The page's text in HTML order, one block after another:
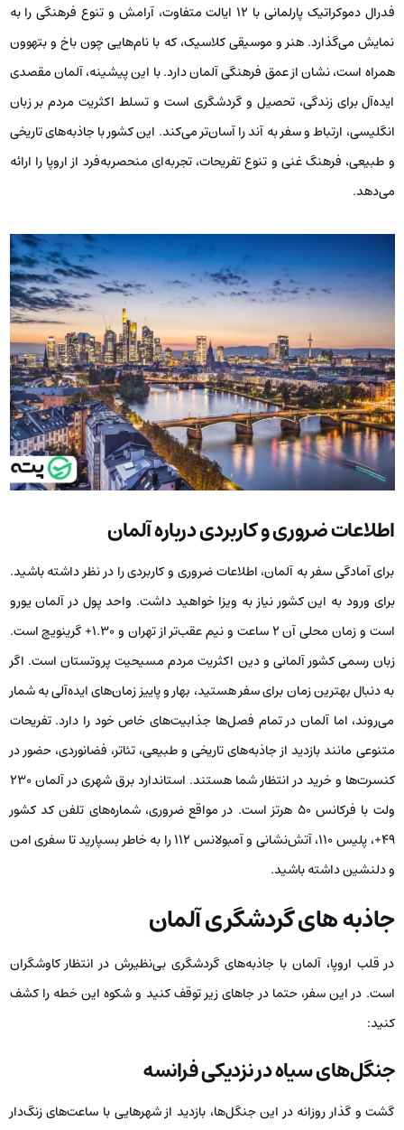
فدرال دموکراتیک پارلمانی با ۱۲ ایالت متفاوت، آرامش و تنوع فرهنگی را به
نمایش می‌گذارد. هنر و موسیقی کلاسیک، که با نام‌هایی چون باخ و بتهوون
همراه است، نشان از عمق فرهنگی آلمان دارد. با این پیشینه، آلمان مقصدی
ایده‌آل برای زندگی، تحصیل و گردشگری است و تسلط اکثریت مردم بر زبان
انگلیسی، ارتباط و سفر به آند را آسان‌تر می‌کند. این کشور با جاذبه‌های تاریخی
و طبیعی، فرهنگ غنی و تنوع تفریحات، تجربه‌ای منحصربه‌فرد از اروپا را ارائه
می‌دهد.
اطلاعات ضروری و کاربردی درباره آلمان
برای آمادگی سفر به آلمان، اطلاعات ضروری و کاربردی را در نظر داشته باشید.
برای ورود به این کشور نیاز به ویزا خواهید داشت. واحد پول در آلمان یورو
است و زمان محلی آن ۲ ساعت و نیم عقب‌تر از تهران و ۱.۳۰+ گرینویچ است.
زبان رسمی کشور آلمانی و دین اکثریت مردم مسیحیت پروتستان است. اگر
به دنبال بهترین زمان برای سفر هستید، بهار و پاییز زمان‌های ایده‌آلی به شمار
می‌روند، اما آلمان در تمام فصل‌ها جذابیت‌های خاص خود را دارد. تفریحات
متنوعی مانند بازدید از جاذبه‌های تاریخی و طبیعی، تئاتر، فضانوردی، حضور در
کنسرت‌ها و خرید در انتظار شما هستند. استاندارد برق شهری در آلمان ۲۳۰
ولت با فرکانس ۵۰ هرتز است. در مواقع ضروری، شماره‌های تلفن کد کشور
۴۹+، پلیس ۱۱۰، آتش‌نشانی و آمبولانس ۱۱۲ را به خاطر بسپارید تا سفری امن
و دلنشین داشته باشید.
جاذبه ­های گردشگری آلمان
در قلب اروپا، آلمان با جاذبه‌های گردشگری بی‌نظیرش در انتظار کاوشگران
است. در این سفر، حتما در جاهای زیر توقف کنید و شکوه این خطه را کشف
کنید:
جنگل‌های سیاه در نزدیکی فرانسه
گشت و گذار روزانه در این جنگل‌ها، بازدید از شهرهایی با ساعت‌های زنگ‌دار